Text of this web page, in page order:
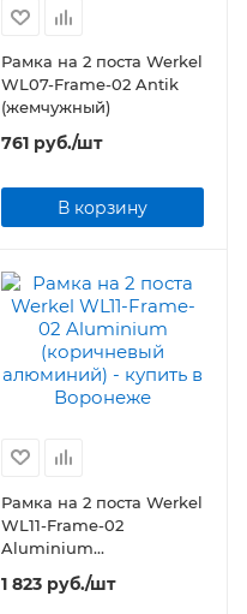
Рамка на 2 поста Werkel
WL07-Frame-02 Antik
(жемчужный)
761руб./шт
В корзину
Рамка на 2 поста Werkel
WL11-Frame-02
Aluminium
(коричневый
алюминий)
1 823руб./шт